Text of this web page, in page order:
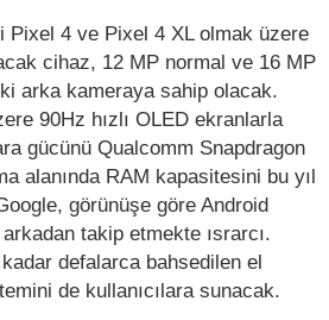
Pixel 4 ve Pixel 4 XL olmak üzere
cihaz, 12 MP normal ve 16 MP
arka kameraya sahip olacak.
90Hz hızlı OLED ekranlarla
gücünü Qualcomm Snapdragon
alanında RAM kapasitesini bu yıl
görünüşe göre Android
takip etmekte ısrarcı.
defalarca bahsedilen el
de kullanıcılara sunacak.